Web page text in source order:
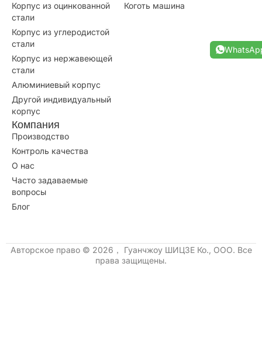
Корпус из оцинкованной
стали
Корпус из углеродистой
стали
Корпус из нержавеющей
стали
Алюминиевый корпус
Другой индивидуальный
корпус
Коготь машина
Компания
Производство
Контроль качества
О нас
Часто задаваемые
вопросы
Блог
Авторское право © 2026， Гуанчжоу ШИЦЗЕ Ко., ООО. Все
права защищены.